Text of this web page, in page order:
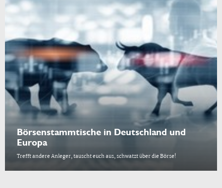
Börsenstammtische in Deutschland und
Europa
Trefft andere Anleger, tauscht euch aus, schwatzt über die Börse!